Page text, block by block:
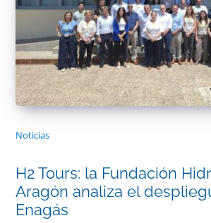
Noticias
H2 Tours: la Fundación
Aragón analiza el
Enagás